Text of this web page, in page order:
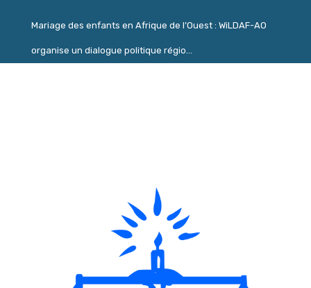
Mariage des enfants en Afrique de l’Ouest : WiLDAF-AO
organise un dialogue politique régio...